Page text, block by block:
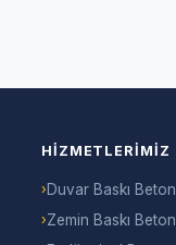
HIZMETLERIMIZ
› Duvar Baskı Beton
›Zemin Baskı Beton